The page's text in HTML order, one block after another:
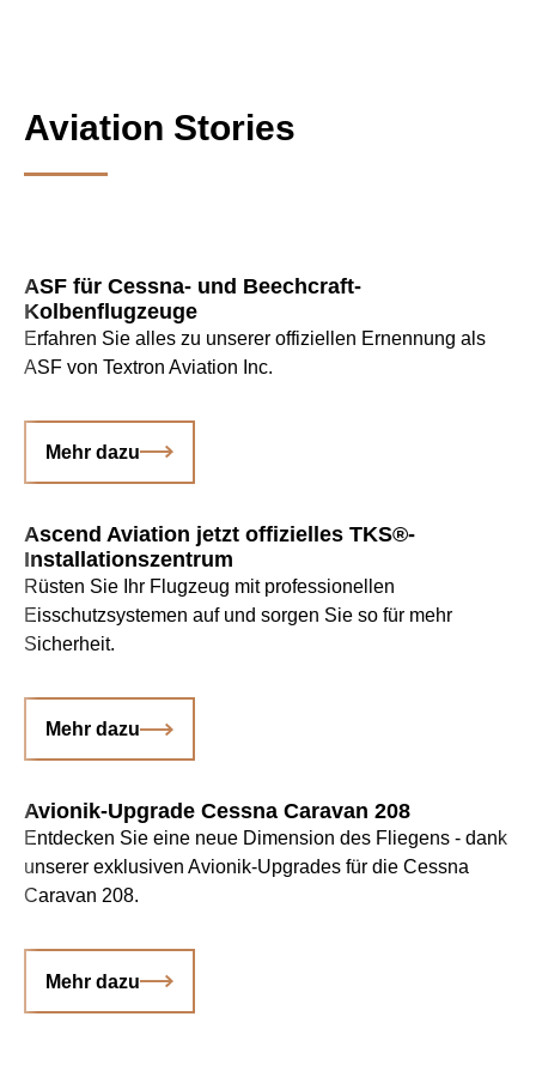
Aviation Stories
ASF für Cessna- und Beechcraft-
Kolbenflugzeuge
Erfahren Sie alles zu unserer offiziellen Ernennung als
ASF von Textron Aviation Inc.
Mehr dazu
Ascend Aviation jetzt offizielles TKS®-
Installationszentrum
Rüsten Sie Ihr Flugzeug mit professionellen
Eisschutzsystemen auf und sorgen Sie so für mehr
Sicherheit.
Mehr dazu
Avionik-Upgrade Cessna Caravan 208
Entdecken Sie eine neue Dimension des Fliegens - dank
unserer exklusiven Avionik-Upgrades für die Cessna
Caravan 208.
Mehr dazu